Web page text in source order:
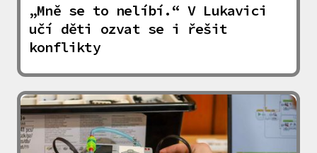
„Mně se to nelíbí.“ V Lukavici
učí děti ozvat se i řešit
konflikty